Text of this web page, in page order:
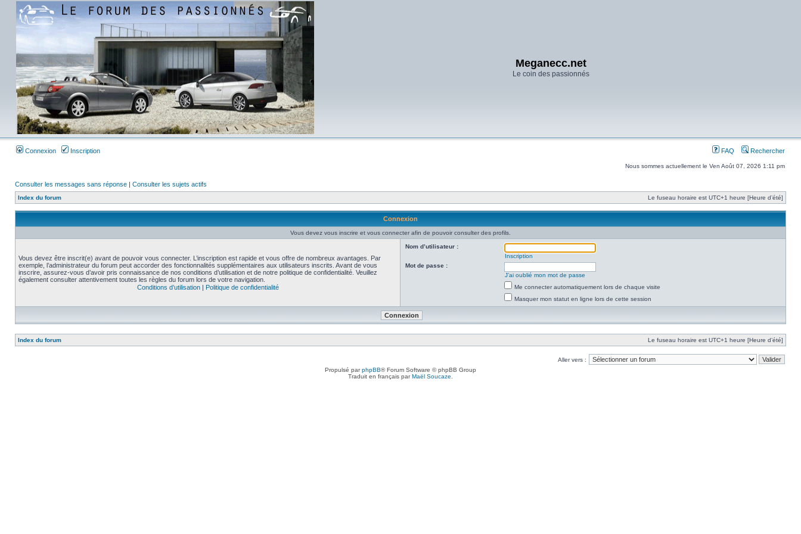
Meganecc.net
Le coin des passionnés
Connexion Inscription FAQ Rechercher
Nous sommes actuellement le Ven Août 07, 2026 1:11 pm
Consulter les messages sans réponse | Consulter les sujets actifs
Index du forum Le fuseau horaire est UTC+1 heure [Heure d’été]
Connexion
Vous devez vous inscrire et vous connecter afin de pouvoir consulter des profils.
Vous devez être inscrit(e) avant de pouvoir vous connecter. L’inscription est rapide et vous offre de nombreux avantages. Par
exemple, l’administrateur du forum peut accorder des fonctionnalités supplémentaires aux utilisateurs inscrits. Avant de vous
inscrire, assurez-vous d’avoir pris connaissance de nos conditions d’utilisation et de notre politique de confidentialité. Veuillez
également consulter attentivement toutes les règles du forum lors de votre navigation.
Conditions d’utilisation| Politique de confidentialité
Nom d’utilisateur :
Inscription
Mot de passe :
J’ai oublié mon mot de passe
Me connecter automatiquement lors de chaque visite
Masquer mon statut en ligne lors de cette session
Index du forum Le fuseau horaire est UTC+1 heure [Heure d’été]
Aller vers :
Propulsé parphpBB® Forum Software © phpBB Group
Traduit en français parMaël Soucaze